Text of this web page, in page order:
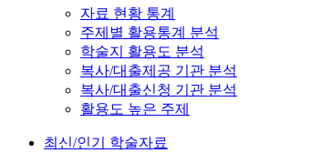
자료 현황 통계
주제별 활용통계 분석
학술지 활용도 분석
복사/대출제공 기관 분석
복사/대출신청 기관 분석
활용도 높은 주제
최신/인기 학술자료